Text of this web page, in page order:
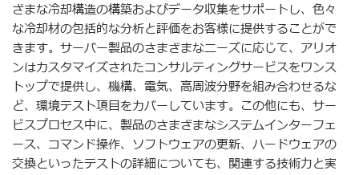
ざまな冷却構造の構築およびデータ収集をサポートし、色々
な冷却材の包括的な分析と評価をお客様に提供することがで
きます。サーバー製品のさまざまなニーズに応じて、アリオ
ンはカスタマイズされたコンサルティングサービスをワンス
トップで提供し、機構、電気、高周波分野を組み合わせるな
ど、環境テスト項目をカバーしています。この他にも、サー
ビスプロセス中に、製品のさまざまなシステムインターフェ
ース、コマンド操作、ソフトウェアの更新、ハードウェアの
交換といったテストの詳細についても、関連する技術力と実